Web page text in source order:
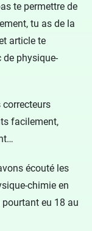
te permettre de
tu as de la
article te
physique-
correcteurs
facilement,
écouté les
chimie en
eu 18 au